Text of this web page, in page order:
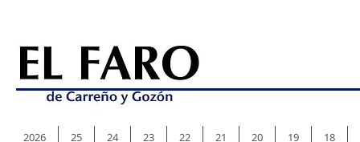
2026 25 24 23 22 21 20 19 18